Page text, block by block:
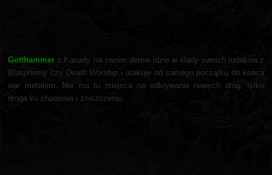
Gotthammer z Kanady na swoim demie idzie w ślady swoich rodaków z
Blasphemy czy Death Worship i atakuje od samego początku do końca
war metalem. Nie ma tu miejsca na odkrywanie nowych dróg, tylko
droga ku chaosowi i zniszczeniu.